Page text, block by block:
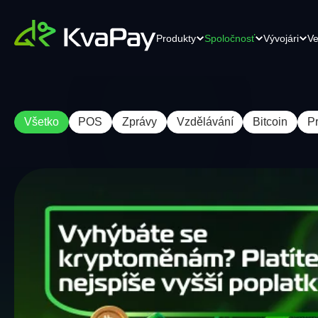
Produkty
POS terminál
Jednoduchý a spolehlivý platební
terminál. Přijímejte kryptoměny bez
námahy pomocí jakéhokoli mobilního
Spoločnosť
Kontaktujte nás
Kontaktujte náš
tím
Vývojári
Dokumentácia
Komplexná dokumentácia pre
bezproblémové pochopenie.
Všetko POS Zprávy Vzdělávání Bitcoin